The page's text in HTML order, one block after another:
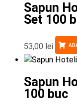
Sapun
Set 100
53,00 lei
Sapun
100 buc